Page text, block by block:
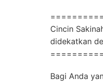
Cincin
didekatkan
Bagi Anda